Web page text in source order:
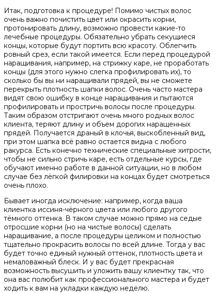
Итак, подготовка к процедуре! Помимо чистых волос
очень важно почистить цвет или окрасить корни,
протонировать длину, возможно провести какие-то
лечебные процедуры. Обязательно убрать секущиеся
концы, которые будут портить всю красоту. Облегчить
ровный срез, если такой имеется. Если перед процедурой
наращивания, например, на стрижку каре, не проработать
концы (для этого нужно слегка профилировать их), то
сколько бы вы ни наращивали прядей, вы не сможете
перекрыть плотность шапки волос. Очень часто мастера
видят свою ошибку в конце наращивания и пытаются
профилировать и простричь волосы после процедуры.
Таким образом отстригают очень много родных волос
клиента, теряют длину и объем дорогих наращенных
прядей. Получается драный в клочья, выскобленный вид,
при этом шапка всё равно остается видна с любого
ракурса. Есть конечно технические специальные хитрости,
чтобы не сильно стричь каре, есть отдельные курсы, где
обучают именно работе в данной ситуации, но в любом
случае без лёгкой филировки на концах будет смотреться
очень плохо.
Бывает иногда исключение: например, когда ваша
клиентка иссиня-чёрного цвета или любого другого
тёмного оттенка. В таком случае можно прямо на седые
отросшие корни (но на чистые волосы) сделать
наращивание, а после процедуры целиком и полностью
тщательно прокрасить волосы по всей длине. Тогда у вас
будет точно единый нужный оттенок, плотность цвета и
немаловажный блеск. И у вас будет прекрасная
возможность высушить и уложить вашу клиентку так, что
она вас полюбит как профессионального мастера и будет
ходить к вам на укладки каждую неделю.